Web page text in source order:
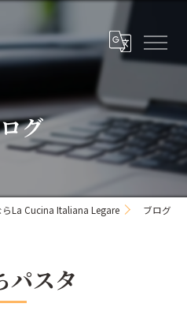
グ
La Cucina Italiana Legare ブログ
パスタ